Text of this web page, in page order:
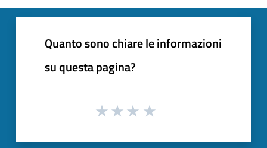
Quanto sono chiare le informazioni
su questa pagina?